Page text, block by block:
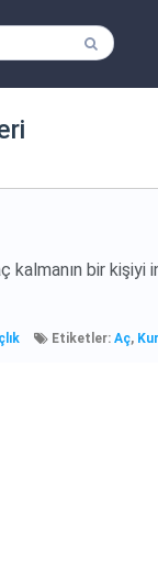
bir kişiyi
Etiketler: Aç,